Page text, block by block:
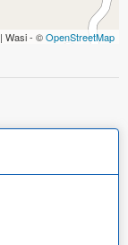
| Wasi - ©OpenStreetMap